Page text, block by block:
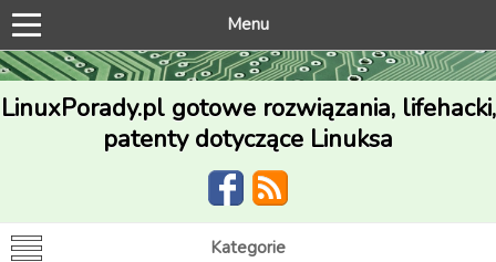
Menu
LinuxPorady.pl gotowe rozwiązania, lifehacki,
patenty dotyczące Linuksa
Kategorie